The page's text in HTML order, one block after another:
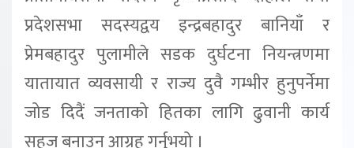
प्रदेशसभा सदस्यद्वय इन्द्रबहादुर बानियाँ र
प्रेमबहादुर पुलामीले सडक दुर्घटना नियन्त्रणमा
यातायात व्यवसायी र राज्य दुवै गम्भीर हुनुपर्नेमा
जोड दिदैं जनताको हितका लागि ढुवानी कार्य
सहज बनाउन आग्रह गर्नुभयो ।